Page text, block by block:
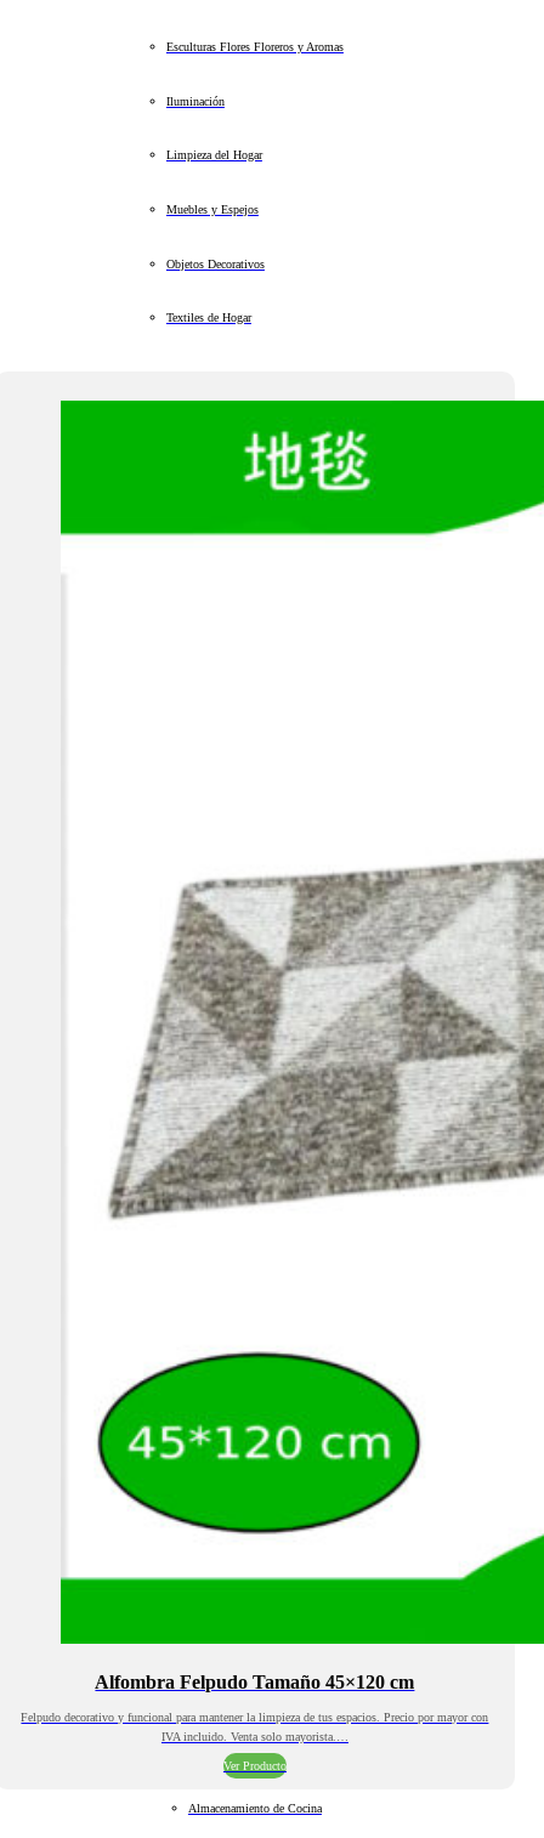
Esculturas Flores Floreros y Aromas
Iluminación
Limpieza del Hogar
Muebles y Espejos
Objetos Decorativos
Textiles de Hogar
Alfombra Felpudo Tamaño 45×120 cm
Felpudo decorativo y funcional para mantener la limpieza de tus espacios. Precio por mayor con
IVA incluido. Venta solo mayorista.…
Ver Producto
Almacenamiento de Cocina